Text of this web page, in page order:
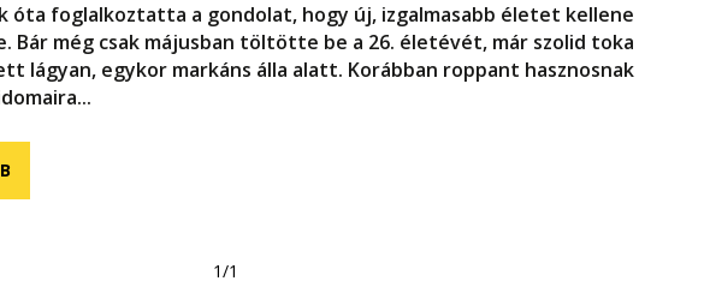
óta foglalkoztatta a gondolat, hogy új, izgalmasabb életet kellene
Bár még csak májusban töltötte be a 26. életévét, már szolid toka
lágyan, egykor markáns álla alatt. Korábban roppant hasznosnak
1/1